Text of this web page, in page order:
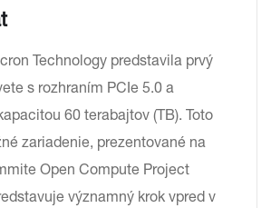
Technology predstavila prvý
s rozhraním PCIe 5.0 a
60 terabajtov (TB). Toto
zariadenie, prezentované na
Open Compute Project
významný krok vpred v